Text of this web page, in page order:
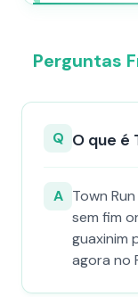
Perguntas
Q O que é
A Town
sem fim
guaxinim
agora no